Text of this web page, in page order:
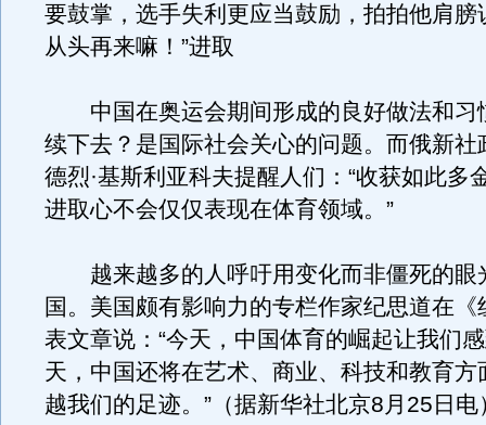
要鼓掌，选手失利更应当鼓励，拍拍他肩膀
从头再来嘛！”进取
中国在奥运会期间形成的良好做法和习
续下去？是国际社会关心的问题。而俄新社
德烈·基斯利亚科夫提醒人们：“收获如此多
进取心不会仅仅表现在体育领域。”
越来越多的人呼吁用变化而非僵死的眼
国。美国颇有影响力的专栏作家纪思道在《
表文章说：“今天，中国体育的崛起让我们
天，中国还将在艺术、商业、科技和教育方
越我们的足迹。”（据新华社北京8月25日电